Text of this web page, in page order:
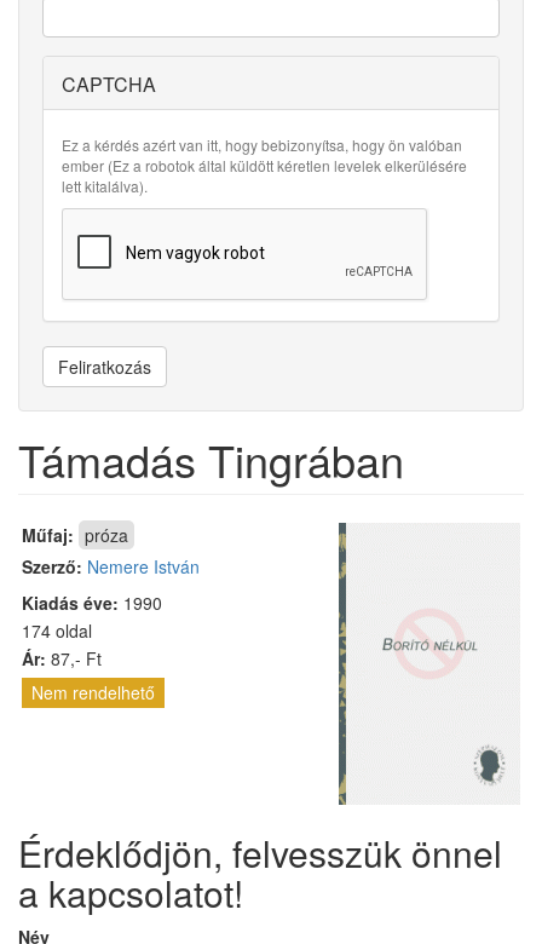
CAPTCHA
Ez a kérdés azért van itt, hogy bebizonyítsa, hogy ön valóban
ember (Ez a robotok által küldött kéretlen levelek elkerülésére
lett kitalálva).
Feliratkozás
Támadás Tingrában
Műfaj: próza
Szerző: Nemere István
Kiadás éve: 1990
174 oldal
Ár: 87,- Ft
Nem rendelhető
Érdeklődjön, felvesszük önnel
a kapcsolatot!
Név